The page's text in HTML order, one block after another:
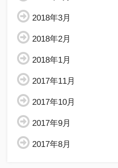
2018年3月
2018年2月
2018年1月
2017年11月
2017年10月
2017年9月
2017年8月